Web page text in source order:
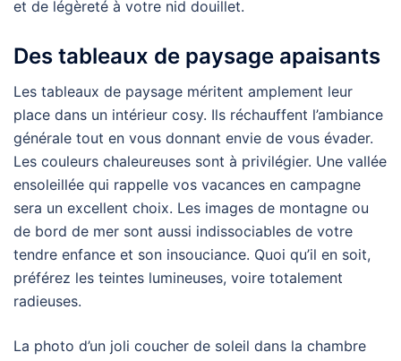
et de légèreté à votre nid douillet.
Des tableaux de paysage apaisants
Les tableaux de paysage méritent amplement leur
place dans un intérieur cosy. Ils réchauffent l’ambiance
générale tout en vous donnant envie de vous évader.
Les couleurs chaleureuses sont à privilégier. Une vallée
ensoleillée qui rappelle vos vacances en campagne
sera un excellent choix. Les images de montagne ou
de bord de mer sont aussi indissociables de votre
tendre enfance et son insouciance. Quoi qu’il en soit,
préférez les teintes lumineuses, voire totalement
radieuses.
La photo d’un joli coucher de soleil dans la chambre